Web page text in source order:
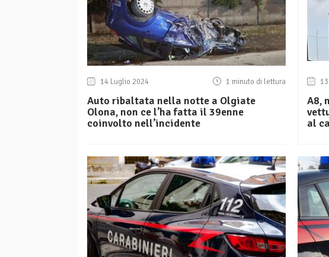
14 Luglio 2024 1 minuto di lettura
Auto ribaltata nella notte a Olgiate
Olona, non ce l’ha fatta il 39enne
coinvolto nell’incidente
A8,
al